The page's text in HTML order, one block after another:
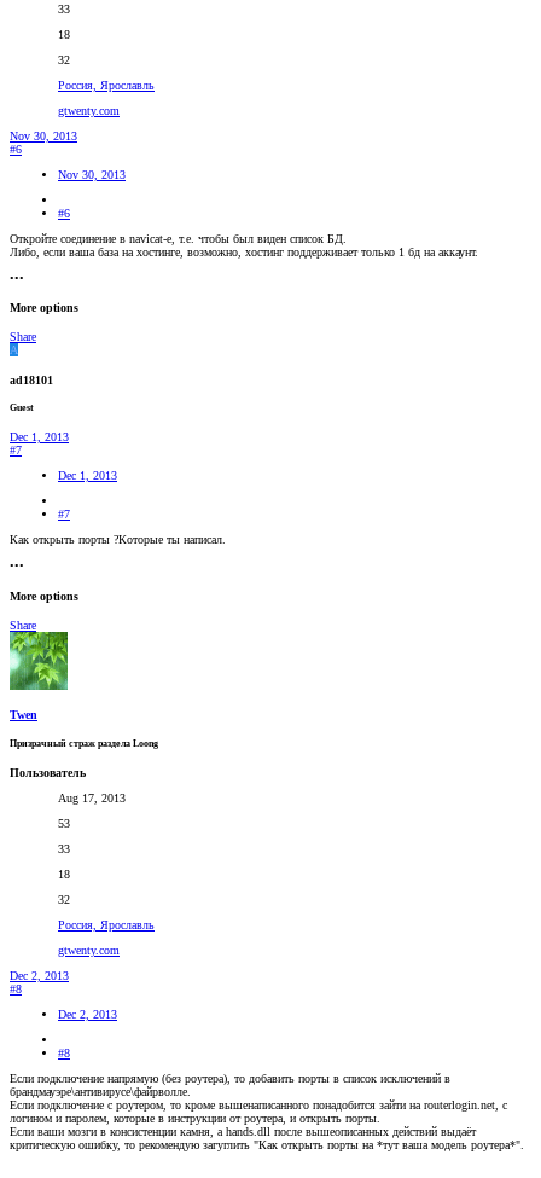
33
18
32
Россия, Ярославль
gtwenty.com
Nov 30, 2013
#6
Nov 30, 2013
#6
Откройте соединение в navicat-е, т.е. чтобы был виден список БД.
Либо, если ваша база на хостинге, возможно, хостинг поддерживает только 1 бд на аккаунт.
•••
More options
Share
A
ad18101
Guest
Dec 1, 2013
#7
Dec 1, 2013
#7
Как открыть порты ?Которые ты написал.
•••
More options
Share
Twen
Призрачный страж раздела Loong
Пользователь
Aug 17, 2013
53
33
18
32
Россия, Ярославль
gtwenty.com
Dec 2, 2013
#8
Dec 2, 2013
#8
Если подключение напрямую (без роутера), то добавить порты в список исключений в
брандмауэре\антивирусе\файрволле.
Если подключение с роутером, то кроме вышенаписанного понадобится зайти на routerlogin.net, с
логином и паролем, которые в инструкции от роутера, и открыть порты.
Если ваши мозги в консистенции камня, а hands.dll после вышеописанных действий выдаёт
критическую ошибку, то рекомендую загуглить "Как открыть порты на *тут ваша модель роутера*".